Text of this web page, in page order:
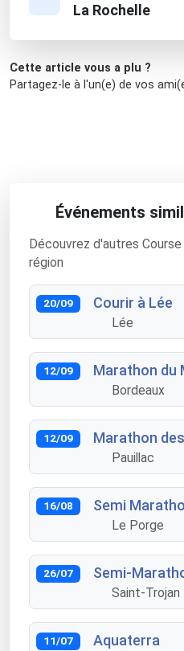
La Rochelle
Cette article vous a plu ?
Partagez-le à l'un(e) de vos
Événements
Découvrez d'autres
région
20/09 Courir à Lée
Lée
12/09 Marathon du
Bordeaux
12/09 Marathon
Pauillac
16/08 Semi
Le Porge
26/07 Semi-
Saint-Trojan
11/07 Aquaterra